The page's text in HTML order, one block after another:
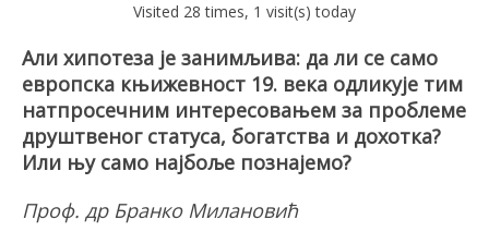
Visited 28 times, 1 visit(s) today
Али хипотеза је занимљива: да ли се само
европска књижевност 19. века одликује тим
натпросечним интересовањем за проблеме
друштвеног статуса, богатства и дохотка?
Или њу само најбоље познајемо?
Проф. др Бранко Милановић